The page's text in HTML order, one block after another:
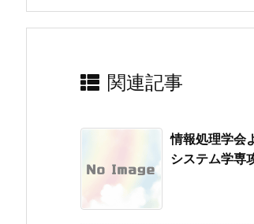
関連記事
情報処理学会
システム学専